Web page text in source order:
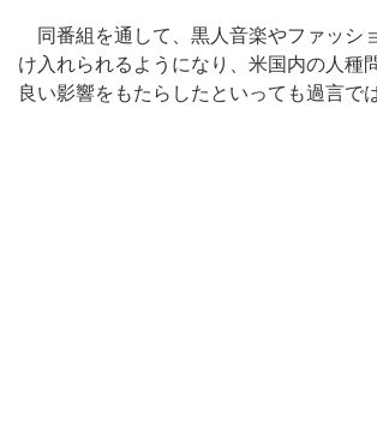
同番組を通して、黒人音楽やファッシ
け入れられるようになり、米国内の人種
良い影響をもたらしたといっても過言で